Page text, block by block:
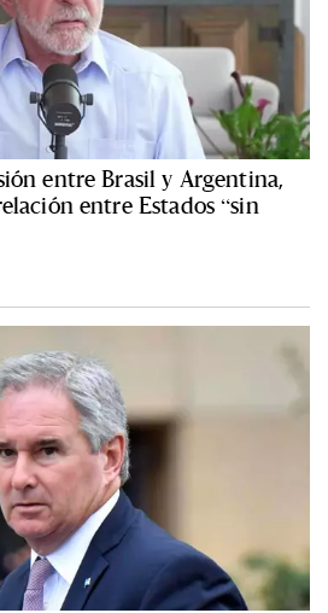
entre Brasil y Argentina,
entre Estados “sin